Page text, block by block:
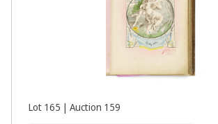
Lot 165 | Auction 159